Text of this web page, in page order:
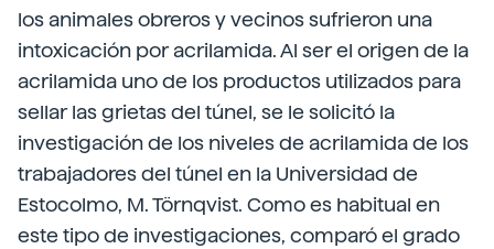
los animales obreros y vecinos sufrieron una
intoxicación por acrilamida. Al ser el origen de la
acrilamida uno de los productos utilizados para
sellar las grietas del túnel, se le solicitó la
investigación de los niveles de acrilamida de los
trabajadores del túnel en la Universidad de
Estocolmo, M. Törnqvist. Como es habitual en
este tipo de investigaciones, comparó el grado